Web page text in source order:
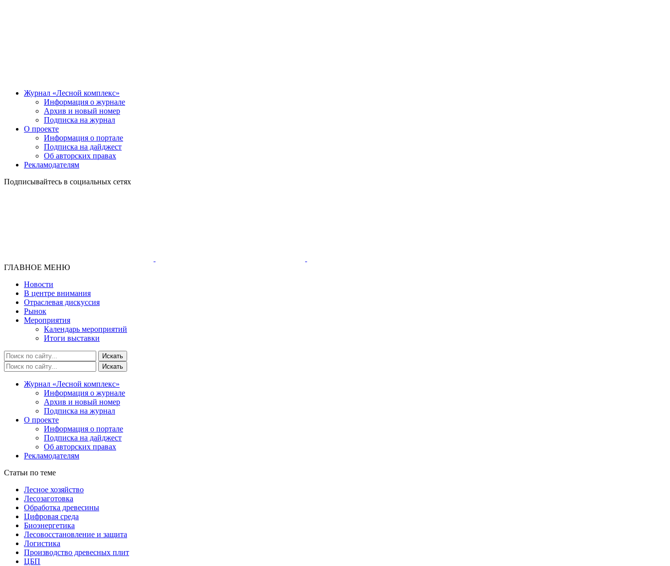
Журнал «Лесной комплекс»
Информация о журнале
Архив и новый номер
Подписка на журнал
О проекте
Информация о портале
Подписка на дайджест
Об авторских правах
Рекламодателям
Подписывайтесь в социальных сетях
ГЛАВНОЕ МЕНЮ
Новости
В центре внимания
Отраслевая дискуссия
Рынок
Мероприятия
Календарь мероприятий
Итоги выставки
Журнал «Лесной комплекс»
Информация о журнале
Архив и новый номер
Подписка на журнал
О проекте
Информация о портале
Подписка на дайджест
Об авторских правах
Рекламодателям
Статьи по теме
Лесное хозяйство
Лесозаготовка
Обработка древесины
Цифровая среда
Биоэнергетика
Лесовосстановление и защита
Логистика
Производство древесных плит
ЦБП